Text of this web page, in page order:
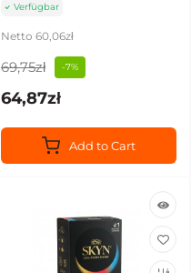
Verfügbar
Netto 60,06zł
69,75zł -7%
64,87zł
Add to Cart